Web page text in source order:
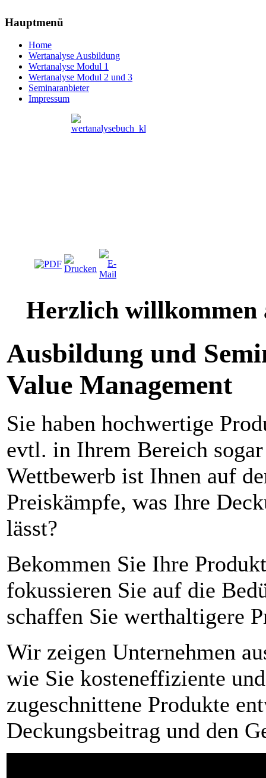
Hauptmenü
Home
Wertanalyse Ausbildung
Wertanalyse Modul 1
Wertanalyse Modul 2 und 3
Seminaranbieter
Impressum
Herzlich willkommen
Ausbildung und
Value Management
Sie haben hochwertige
evtl. in Ihrem Bereich
Wettbewerb ist Ihnen auf
Preiskämpfe, was Ihre
lässt?
Bekommen Sie Ihre
fokussieren Sie auf die
schaffen Sie werthaltigere
Wir zeigen Unternehmen
wie Sie kosteneffiziente
zugeschnittene Produkte
Deckungsbeitrag und den